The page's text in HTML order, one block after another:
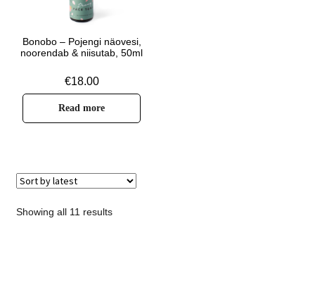
Bonobo – Pojengi näovesi,
noorendab & niisutab, 50ml
€18.00
Read more
Showing all 11 results